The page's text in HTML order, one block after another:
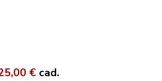
€ cad.